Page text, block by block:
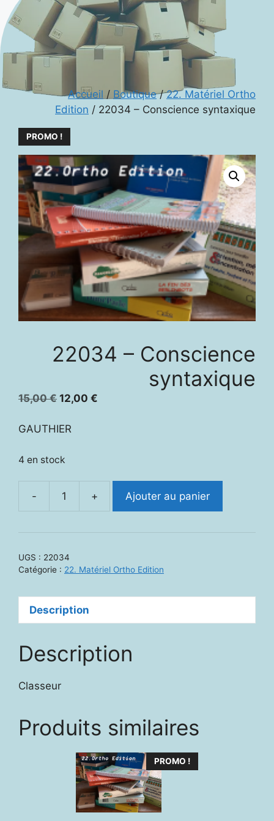
Accueil / Boutique/22. Matériel Ortho
Edition / 22034 – Conscience syntaxique
PROMO !
22034 – Conscience
syntaxique
15,00€ Le
initial
15,00 €.
12,00 €
GAUTHIER
4 en stock
-
quantité
Conscience
+ Ajouter au panier
UGS : 22034
Catégorie : 22. Matériel Ortho Edition
Description
Description
Classeur
Produits similaires
PROMO !